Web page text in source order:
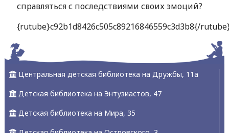
справляться с последствиями своих эмоций?
{rutube}c92b1d8426c505c89216846559c3d3b8{/
Центральная детская библиотека на Дружбы, 11а
Детская библиотека на Энтузиастов, 47
Детская библиотека на Мира, 35